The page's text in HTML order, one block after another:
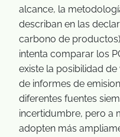
alcance, la
describan en las
carbono de
intenta comparar los
existe la posibilidad
de informes de
diferentes fuentes
incertidumbre, pero a
adopten más